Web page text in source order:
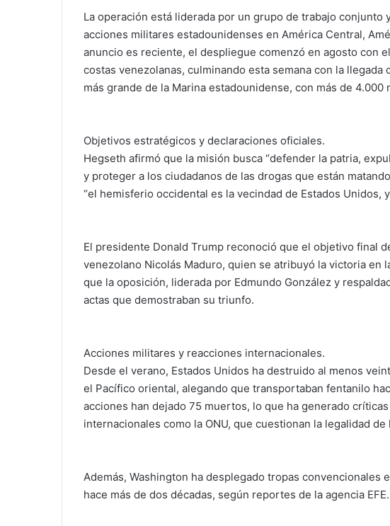
La operación está liderada por un grupo de trabajo conjunto
acciones militares estadounidenses en América Central,
anuncio es reciente, el despliegue comenzó en agosto con
costas venezolanas, culminando esta semana con la llegada
más grande de la Marina estadounidense, con más de 4.000
Objetivos estratégicos y declaraciones oficiales.
Hegseth afirmó que la misión busca “defender la patria,
y proteger a los ciudadanos de las drogas que están
“el hemisferio occidental es la vecindad de Estados Unidos,
El presidente Donald Trump reconoció que el objetivo final
venezolano Nicolás Maduro, quien se atribuyó la victoria en
que la oposición, liderada por Edmundo González y
actas que demostraban su triunfo.
Acciones militares y reacciones internacionales.
Desde el verano, Estados Unidos ha destruido al menos
el Pacífico oriental, alegando que transportaban fentanilo
acciones han dejado 75 muertos, lo que ha generado
internacionales como la ONU, que cuestionan la legalidad de
Además, Washington ha desplegado tropas convencionales
hace más de dos décadas, según reportes de la agencia EFE.